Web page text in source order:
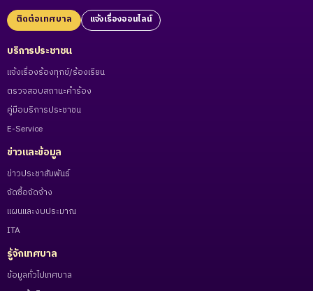
ติดต่อเทศบาล แจ้งเรื่องออนไลน์
บริการประชาชน
แจ้งเรื่องร้องทุกข์/ร้องเรียน
ตรวจสอบสถานะคำร้อง
คู่มือบริการประชาชน
E-Service
ข่าวและข้อมูล
ข่าวประชาสัมพันธ์
จัดซื้อจัดจ้าง
แผนและงบประมาณ
ITA
รู้จักเทศบาล
ข้อมูลทั่วไปเทศบาล